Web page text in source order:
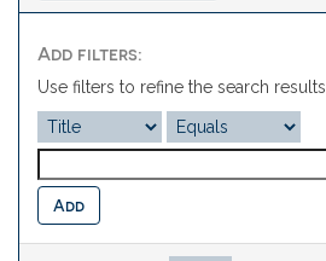
Add filters:
Use filters to refine the search results.